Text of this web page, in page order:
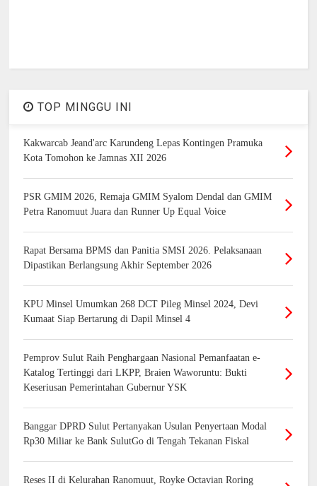
TOP MINGGU INI
Kakwarcab Jeand'arc Karundeng Lepas Kontingen Pramuka
Kota Tomohon ke Jamnas XII 2026
PSR GMIM 2026, Remaja GMIM Syalom Dendal dan GMIM
Petra Ranomuut Juara dan Runner Up Equal Voice
Rapat Bersama BPMS dan Panitia SMSI 2026. Pelaksanaan
Dipastikan Berlangsung Akhir September 2026
KPU Minsel Umumkan 268 DCT Pileg Minsel 2024, Devi
Kumaat Siap Bertarung di Dapil Minsel 4
Pemprov Sulut Raih Penghargaan Nasional Pemanfaatan e-
Katalog Tertinggi dari LKPP, Braien Waworuntu: Bukti
Keseriusan Pemerintahan Gubernur YSK
Banggar DPRD Sulut Pertanyakan Usulan Penyertaan Modal
Rp30 Miliar ke Bank SulutGo di Tengah Tekanan Fiskal
Reses II di Kelurahan Ranomuut, Royke Octavian Roring